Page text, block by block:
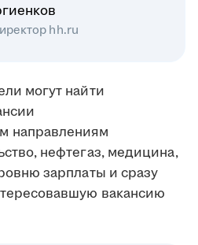
hh.ru
могут найти
направлениям
нефтегаз, медицина,
зарплаты и сразу
вакансию